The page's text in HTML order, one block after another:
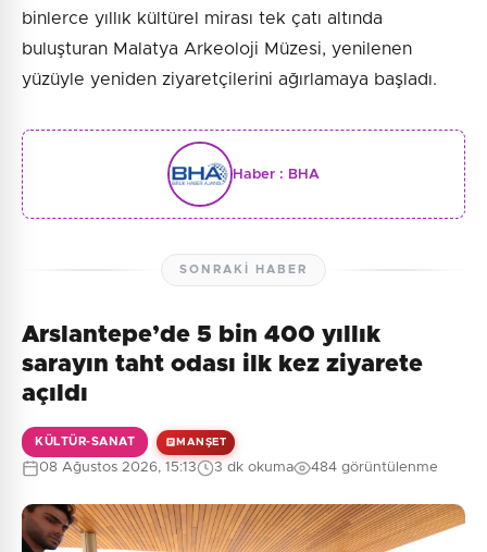
binlerce yıllık kültürel mirası tek çatı altında
buluşturan Malatya Arkeoloji Müzesi, yenilenen
yüzüyle yeniden ziyaretçilerini ağırlamaya başladı.
Haber : BHA
SONRAKI HABER
Arslantepe’de 5 bin 400 yıllık
sarayın taht odası ilk kez ziyarete
açıldı
KÜLTÜR-SANAT MANŞET
08 Ağustos 2026, 15:13 3 dk okuma 484 görüntülenme